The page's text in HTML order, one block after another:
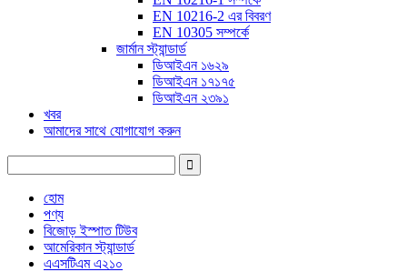
EN 10216-2 এর বিবরণ
EN 10305 সম্পর্কে
জার্মান স্ট্যান্ডার্ড
ডিআইএন ১৬২৯
ডিআইএন ১৭১৭৫
ডিআইএন ২৩৯১
খবর
আমাদের সাথে যোগাযোগ করুন
হোম
পণ্য
বিজোড় ইস্পাত টিউব
আমেরিকান স্ট্যান্ডার্ড
এএসটিএম এ২১০